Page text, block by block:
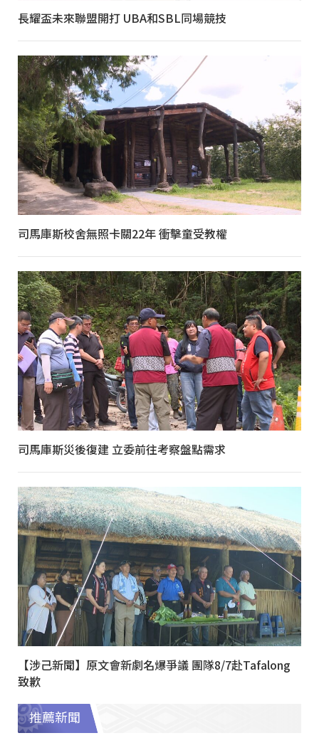
長耀盃未來聯盟開打 UBA和SBL同場競技
司馬庫斯校舍無照卡關22年 衝擊童受教權
司馬庫斯災後復建 立委前往考察盤點需求
【涉己新聞】原文會新劇名爆爭議 團隊8/7赴Tafalong
致歉
推薦新聞